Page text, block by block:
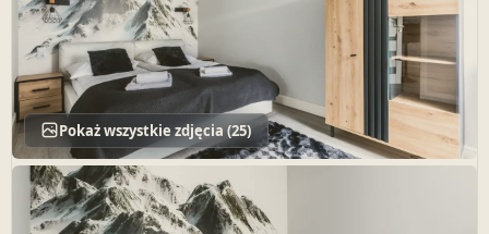
Pokaż wszystkie zdjęcia (25)